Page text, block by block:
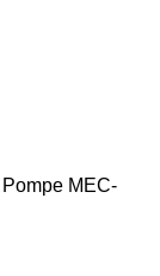
Pompe MEC-